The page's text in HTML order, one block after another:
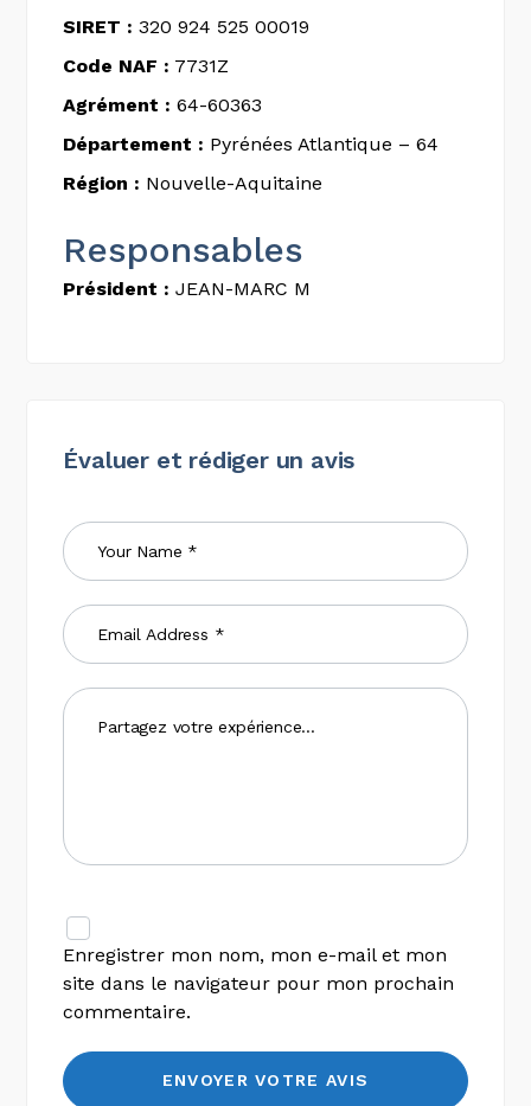
SIRET : 320 924 525 00019
Code NAF : 7731Z
Agrément : 64-60363
Département : Pyrénées Atlantique – 64
Région : Nouvelle-Aquitaine
Responsables
Président : JEAN-MARC M
Évaluer et rédiger un avis
Enregistrer mon nom, mon e-mail et mon
site dans le navigateur pour mon prochain
commentaire.